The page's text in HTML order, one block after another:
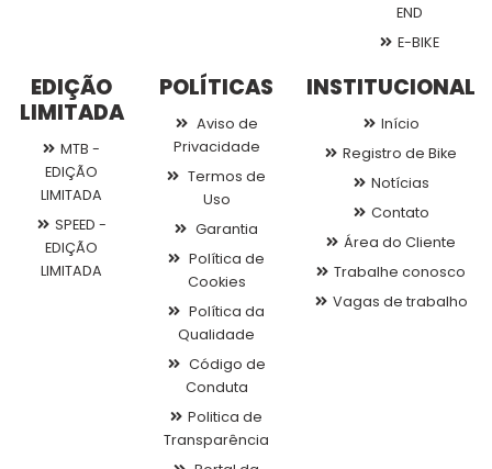
END
E-BIKE
EDIÇÃO
LIMITADA
MTB -
EDIÇÃO
LIMITADA
SPEED -
EDIÇÃO
LIMITADA
POLÍTICAS
Aviso de
Privacidade
Termos de
Uso
Garantia
Política de
Cookies
Política da
Qualidade
Código de
Conduta
Politica de
Transparência
INSTITUCIONAL
Início
Registro de Bike
Notícias
Contato
Área do Cliente
Trabalhe conosco
Vagas de trabalho